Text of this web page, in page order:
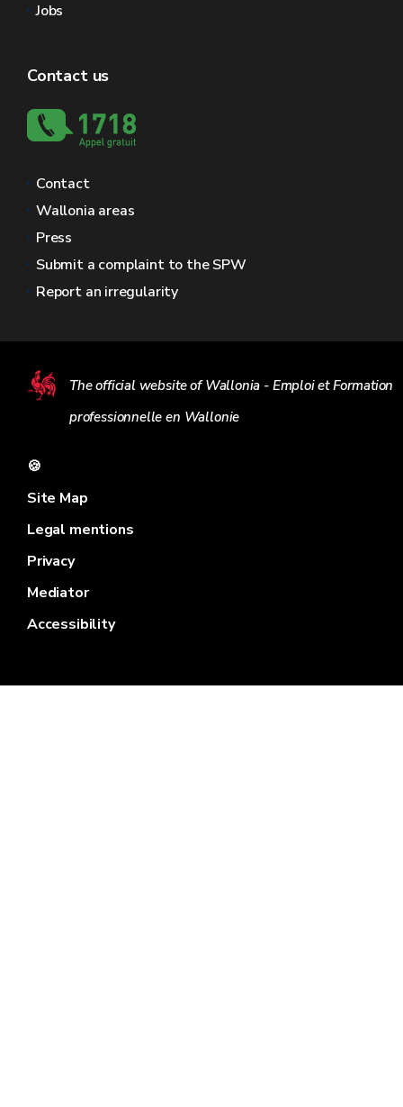
Jobs
Contact us
Contact
Wallonia areas
Press
Submit a complaint to the SPW
Report an irregularity
The official website of Wallonia - Emploi et Formation
professionnelle en Wallonie
🍪
Site Map
Legal mentions
Privacy
Mediator
Accessibility